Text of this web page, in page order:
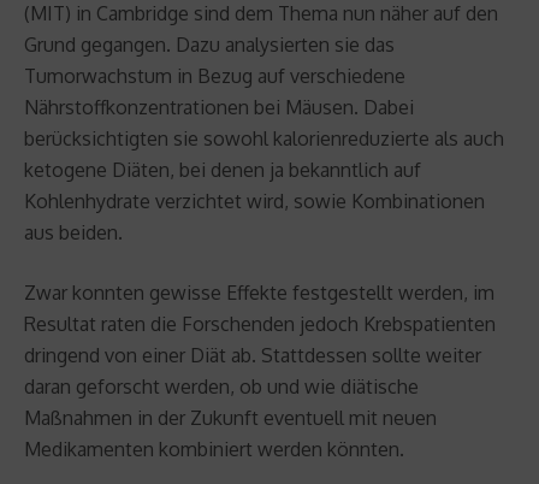
(MIT) in Cambridge sind dem Thema nun näher auf den
Grund gegangen. Dazu analysierten sie das
Tumorwachstum in Bezug auf verschiedene
Nährstoffkonzentrationen bei Mäusen. Dabei
berücksichtigten sie sowohl kalorienreduzierte als auch
ketogene Diäten, bei denen ja bekanntlich auf
Kohlenhydrate verzichtet wird, sowie Kombinationen
aus beiden.
Zwar konnten gewisse Effekte festgestellt werden, im
Resultat raten die Forschenden jedoch Krebspatienten
dringend von einer Diät ab. Stattdessen sollte weiter
daran geforscht werden, ob und wie diätische
Maßnahmen in der Zukunft eventuell mit neuen
Medikamenten kombiniert werden könnten.